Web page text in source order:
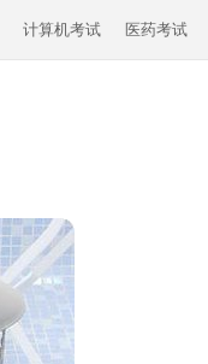
计算机考试 医药考试